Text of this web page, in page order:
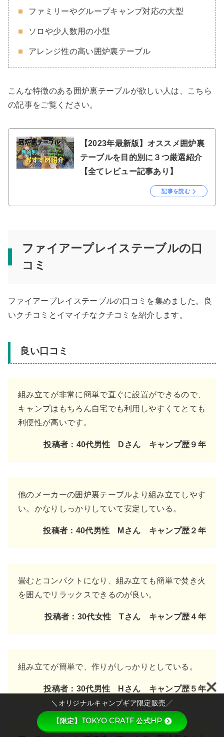
ファミリーやグループキャンプ対応の大型
ソロや少人数用の小型
アレンジ性の高い囲炉裏テーブル
こんな特徴のある囲炉裏テーブルが欲しい人は、こちら
の記事をご覧ください。
【2023年最新版】オススメ囲炉裏
テーブルを目的別に３つ厳選紹介
【全てレビュー記事あり】
記事を読む
ファイアープレイステーブルの口
コミ
ファイアープレイステーブルの口コミを集めました。良
いクチコミとイマイチなクチコミを紹介します。
良い口コミ
組み立てが非常に簡単で直ぐに設置ができるので、
キャンプはもちろん自宅でも利用しやすくてとても
利便性が高いです。
投稿者：40代男性 Dさん キャンプ歴９年
他のメーカーの囲炉裏テーブルより組み立てしやす
い。かなりしっかりしていて安定している。
投稿者： 40代男性 Mさん キャンプ歴２年
畳むとコンパクトになり、組み立ても簡単で焚き火
を囲んでリラックスできるのが良い。
投稿者：30代女性 Tさん キャンプ歴４年
組み立てが簡単で、作りがしっかりとしている。
投稿者：30代男性 Hさん キャンプ歴５年
＼オリジナルキャンプギア限定販売╱
【限定】TOKYO CRATF 公式HP